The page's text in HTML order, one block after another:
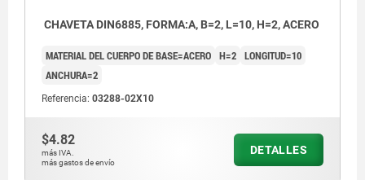
CHAVETA DIN6885, FORMA:A, B=2, L=10, H=2, ACERO
MATERIAL DEL CUERPO DE BASE=ACERO H=2 LONGITUD=10
ANCHURA=2
Referencia: 03288-02X10
$4.82
más IVA.
más gastos de envío
DETALLES